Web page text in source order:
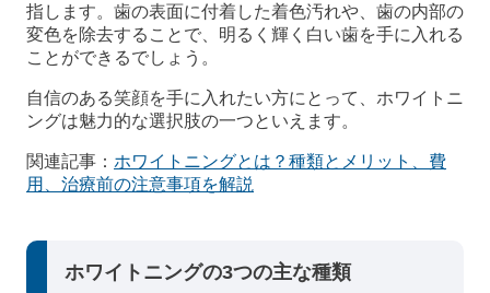
指します。歯の表面に付着した着色汚れや、歯の内部の
変色を除去することで、明るく輝く白い歯を手に入れる
ことができるでしょう。
自信のある笑顔を手に入れたい方にとって、ホワイトニ
ングは魅力的な選択肢の一つといえます。
関連記事： ホワイトニングとは？種類とメリット、費
用、治療前の注意事項を解説
ホワイトニングの3つの主な種類